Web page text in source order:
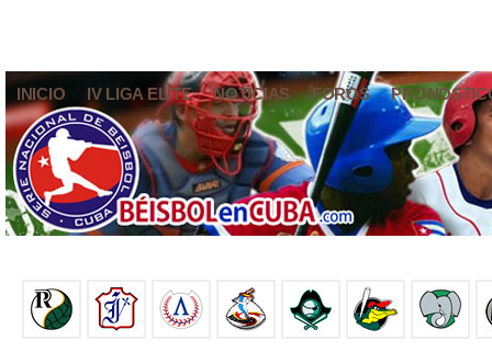
INICIO IV LIGA ELITE NOTICIAS FOROS